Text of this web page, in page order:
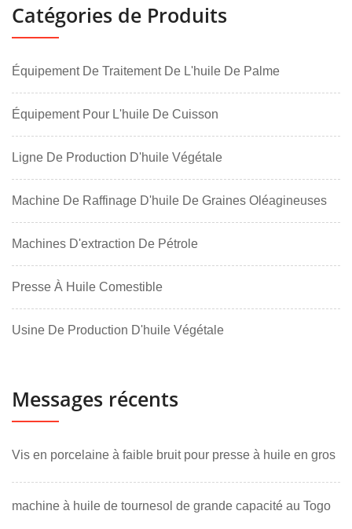
Catégories de Produits
Équipement De Traitement De L'huile De Palme
Équipement Pour L'huile De Cuisson
Ligne De Production D'huile Végétale
Machine De Raffinage D'huile De Graines Oléagineuses
Machines D'extraction De Pétrole
Presse À Huile Comestible
Usine De Production D'huile Végétale
Messages récents
Vis en porcelaine à faible bruit pour presse à huile en gros
machine à huile de tournesol de grande capacité au Togo